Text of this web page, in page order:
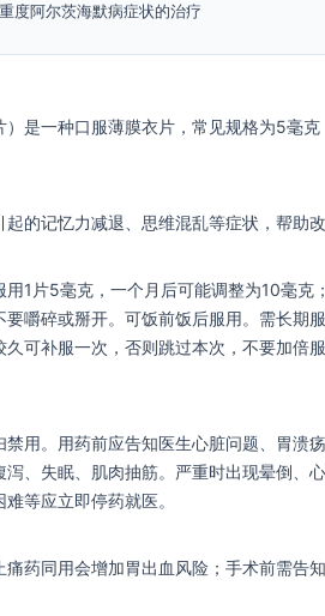
度阿尔茨海默病症状的治疗
是一种口服薄膜衣片，常见规格为5毫
的记忆力减退、思维混乱等症状，帮助
用1片5毫克，一个月后可能调整为10毫克
嚼碎或掰开。可饭前饭后服用。需长期
久可补服一次，否则跳过本次，不要加倍
用。用药前应告知医生心脏问题、胃溃
、失眠、肌肉抽筋。严重时出现晕倒、
等应立即停药就医。
药同用会增加胃出血风险；手术前需告知